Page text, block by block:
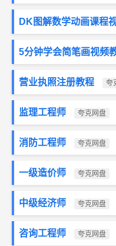
DK图解数学动画课程
5分钟学会简笔画视频
营业执照注册教程 夸
监理工程师 夸克网盘
消防工程师 夸克网盘
一级造价师 夸克网盘
中级经济师 夸克网盘
咨询工程师 夸克网盘